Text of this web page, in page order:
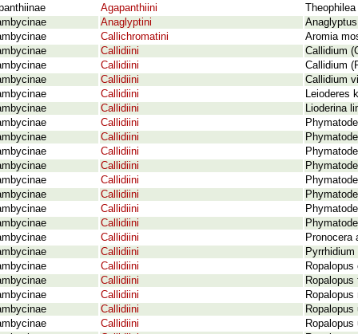
Agapanthiini
Anaglyptini
Callichromatini
Aromia
Callidiini
Callidium
Callidiini
Callidium
Callidiini
Callidium
Callidiini
Leioderes
Callidiini
Lioderina
Callidiini
Callidiini
Callidiini
Callidiini
Callidiini
Callidiini
Callidiini
Callidiini
Callidiini
Pronocera
Callidiini
Callidiini
Callidiini
Callidiini
Ropalopus
Callidiini
Callidiini